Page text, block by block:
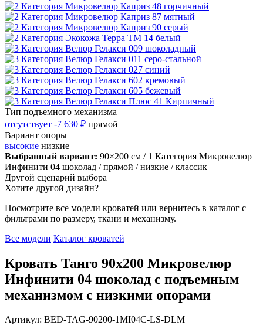
Тип подъемного механизма
отсутствует -7 630 ₽ прямой
Вариант опоры
высокие низкие
Выбранный вариант: 90×200 см / 1 Категория Микровелюр
Инфинити 04 шоколад / прямой / низкие / классик
Другой сценарий выбора
Хотите другой дизайн?
Посмотрите все модели кроватей или вернитесь в каталог с
фильтрами по размеру, ткани и механизму.
Все модели Каталог кроватей
Кровать Танго 90х200 Микровелюр
Инфинити 04 шоколад с подъемным
механизмом с низкими опорами
Артикул: BED-TAG-90200-1MI04C-LS-DLM